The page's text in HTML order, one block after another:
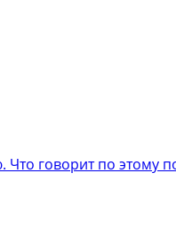
говорит по этому